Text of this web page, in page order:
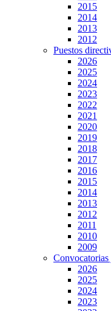
2015
2014
2013
2012
Puestos
2026
2025
2024
2023
2022
2021
2020
2019
2018
2017
2016
2015
2014
2013
2012
2011
2010
2009
Convocatorias
2026
2025
2024
2023